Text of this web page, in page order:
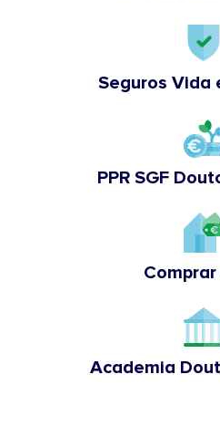
Seguros Vida
PPR SGF
Academia